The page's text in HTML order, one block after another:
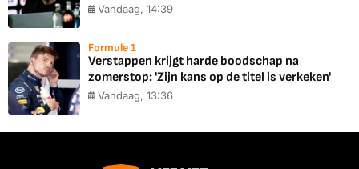
Vandaag, 14:39
Formule 1
Verstappen krijgt harde boodschap na
zomerstop: 'Zijn kans op de titel is verkeken'
Vandaag, 13:36